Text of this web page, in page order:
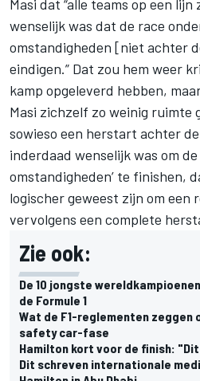
Masi dat “alle teams op een
wenselijk was dat de race onder
omstandigheden [niet achter
eindigen.” Dat zou hem weer
kamp opgeleverd hebben,
Masi zichzelf zo weinig ruimte
sowieso een herstart achter
inderdaad wenselijk was om de
omstandigheden’ te finishen,
logischer geweest zijn om een
vervolgens een complete
Zie ook:
De 10 jongste
de Formule 1
Wat de F1-reglementen zeggen
safety car-fase
Hamilton kort voor de finish:
Dit schreven internationale